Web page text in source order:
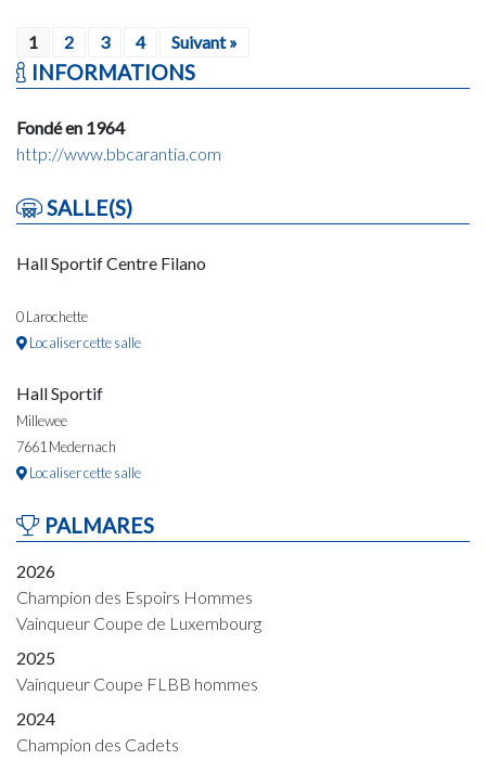
1 2 3 4 Suivant »
INFORMATIONS
Fondé en 1964
http://www.bbcarantia.com
SALLE(S)
Hall Sportif Centre Filano
0 Larochette
Localiser cette salle
Hall Sportif
Millewee
7661 Medernach
Localiser cette salle
PALMARES
2026
Champion des Espoirs Hommes
Vainqueur Coupe de Luxembourg
2025
Vainqueur Coupe FLBB hommes
2024
Champion des Cadets